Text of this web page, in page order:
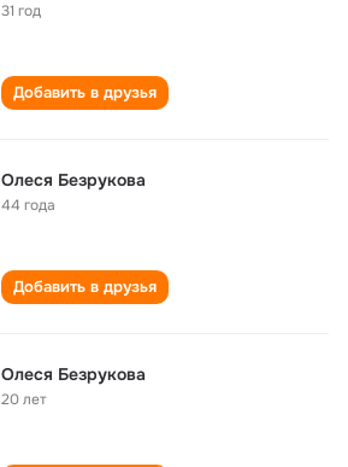
31 год
Добавить в друзья
Олеся Безрукова
44 года
Добавить в друзья
Олеся Безрукова
20 лет